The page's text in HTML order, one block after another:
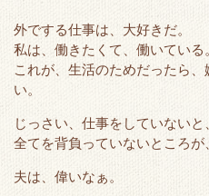
外でする仕事は、大好きだ。
私は、働きたくて、働いている
これが、生活のためだったら
い。
じっさい、仕事をしていない
全てを背負っていないところが
夫は、偉いなぁ。